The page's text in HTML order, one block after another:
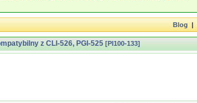
Blog|
z CLI-526, PGI-525 [PI100-133]